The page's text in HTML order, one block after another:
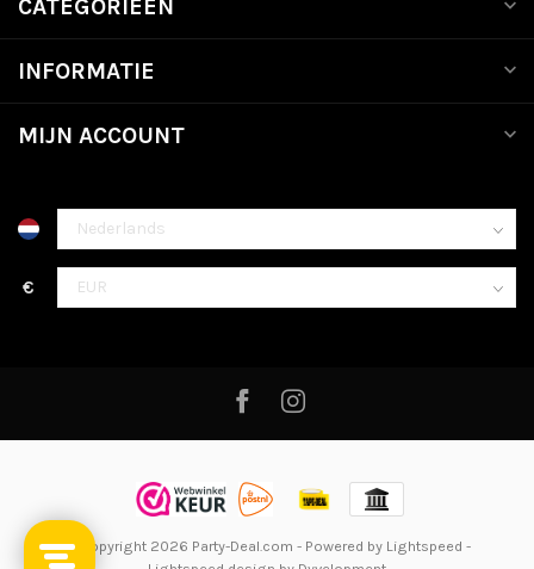
CATEGORIEËN
INFORMATIE
MIJN ACCOUNT
€
© Copyright 2026 Party-Deal.com - Powered by Lightspeed -